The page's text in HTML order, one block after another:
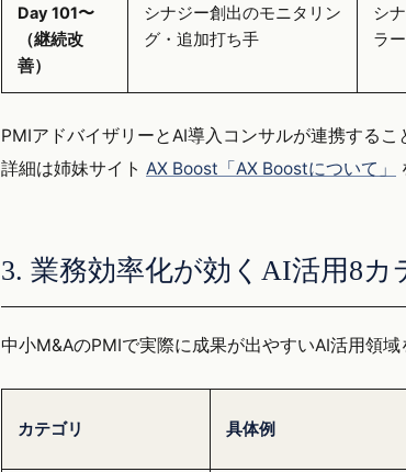
Day 101〜
（継続改
善）
シナジー創出のモニタリン
グ・追加打ち手
シ
ラ
PMIアドバイザリーとAI導入コンサルが連携する
詳細は姉妹サイト AX Boost「AX Boostについて」
3. 業務効率化が効くAI活用8カ
中小M&AのPMIで実際に成果が出やすいAI活用領
カテゴリ 具体例